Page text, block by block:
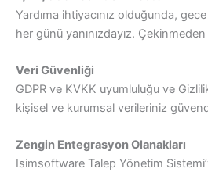
Yardıma ihtiyacınız olduğunda,
her günü yanınızdayız. Çekinmeden
Veri Güvenliği
GDPR ve KVKK uyumluluğu ve
kişisel ve kurumsal verileriniz
Zengin Entegrasyon Olanakları
Isimsoftware Talep Yönetim